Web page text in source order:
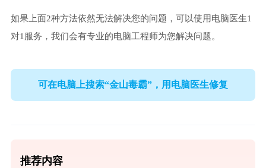
如果上面2种方法依然无法解决您的问题，可以使用电脑医生1
对1服务，我们会有专业的电脑工程师为您解决问题。
可在电脑上搜索“金山毒霸”，用电脑医生修复
推荐内容